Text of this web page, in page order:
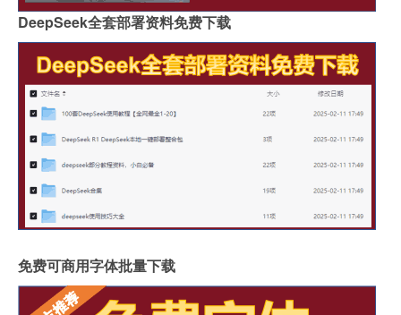
DeepSeek全套部署资料免费下载
免费可商用字体批量下载